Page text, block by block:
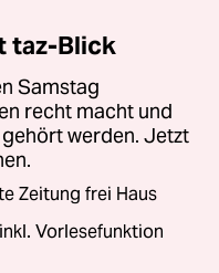
taz-Blick
Samstag
recht macht und
werden. Jetzt
Zeitung frei Haus
Vorlesefunktion